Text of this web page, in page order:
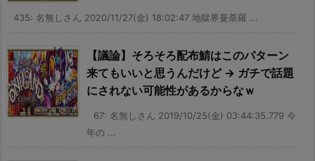
435: 名無しさん 2020/11/27(金) 18:02:47 地獄界曼荼羅 ...
【議論】そろそろ配布鯖はこのパターン
来てもいいと思うんだけど → ガチで話題
にされない可能性があるからなｗ
67: 名無しさん 2019/10/25(金) 03:44:35.779 今
年の ...